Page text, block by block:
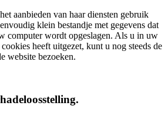
aanbieden van haar diensten gebruik
klein bestandje met gegevens dat
computer wordt opgeslagen. Als u in uw
heeft uitgezet, kunt u nog steeds de
website bezoeken.